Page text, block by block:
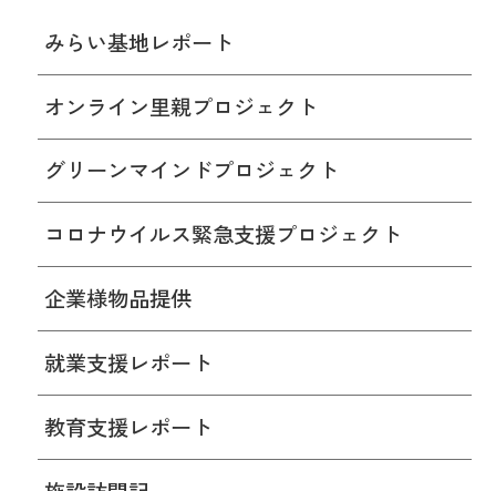
みらい基地レポート
オンライン里親プロジェクト
グリーンマインドプロジェクト
コロナウイルス緊急支援プロジェクト
企業様物品提供
就業支援レポート
教育支援レポート